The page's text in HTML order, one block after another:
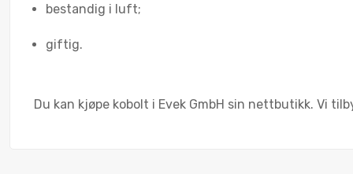
bestandig i luft;
giftig.
Du kan kjøpe kobolt i Evek GmbH sin nettbutikk. Vi